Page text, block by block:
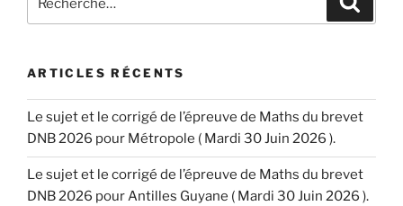
pour
ARTICLES RÉCENTS
Le sujet et le corrigé de l’épreuve de Maths du brevet
DNB 2026 pour Métropole ( Mardi 30 Juin 2026 ).
Le sujet et le corrigé de l’épreuve de Maths du brevet
DNB 2026 pour Antilles Guyane ( Mardi 30 Juin 2026 ).